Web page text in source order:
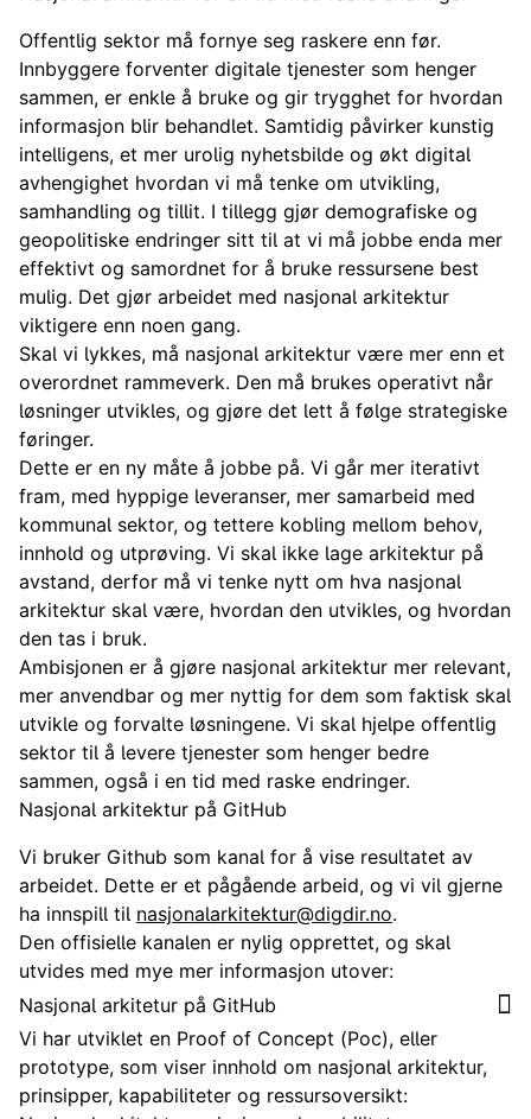
Offentlig sektor må fornye seg raskere enn før.
Innbyggere forventer digitale tjenester som henger
sammen, er enkle å bruke og gir trygghet for hvordan
informasjon blir behandlet. Samtidig påvirker kunstig
intelligens, et mer urolig nyhetsbilde og økt digital
avhengighet hvordan vi må tenke om utvikling,
samhandling og tillit. I tillegg gjør demografiske og
geopolitiske endringer sitt til at vi må jobbe enda mer
effektivt og samordnet for å bruke ressursene best
mulig. Det gjør arbeidet med nasjonal arkitektur
viktigere enn noen gang.
Skal vi lykkes, må nasjonal arkitektur være mer enn et
overordnet rammeverk. Den må brukes operativt når
løsninger utvikles, og gjøre det lett å følge strategiske
føringer.
Dette er en ny måte å jobbe på. Vi går mer iterativt
fram, med hyppige leveranser, mer samarbeid med
kommunal sektor, og tettere kobling mellom behov,
innhold og utprøving. Vi skal ikke lage arkitektur på
avstand, derfor må vi tenke nytt om hva nasjonal
arkitektur skal være, hvordan den utvikles, og hvordan
den tas i bruk.
Ambisjonen er å gjøre nasjonal arkitektur mer relevant,
mer anvendbar og mer nyttig for dem som faktisk skal
utvikle og forvalte løsningene. Vi skal hjelpe offentlig
sektor til å levere tjenester som henger bedre
sammen, også i en tid med raske endringer.
Nasjonal arkitektur på GitHub
Vi bruker Github som kanal for å vise resultatet av
arbeidet. Dette er et pågående arbeid, og vi vil gjerne
ha innspill til nasjonalarkitektur@digdir.no.
Den offisielle kanalen er nylig opprettet, og skal
utvides med mye mer informasjon utover:
Nasjonal arkitetur på GitHub
Vi har utviklet en Proof of Concept (Poc), eller
prototype, som viser innhold om nasjonal arkitektur,
prinsipper, kapabiliteter og ressursoversikt: